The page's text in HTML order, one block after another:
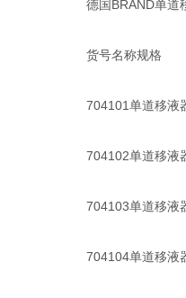
德国BRAND单道
货号名称规格
704101单道移液
704102单道移液
704103单道移液
704104单道移液